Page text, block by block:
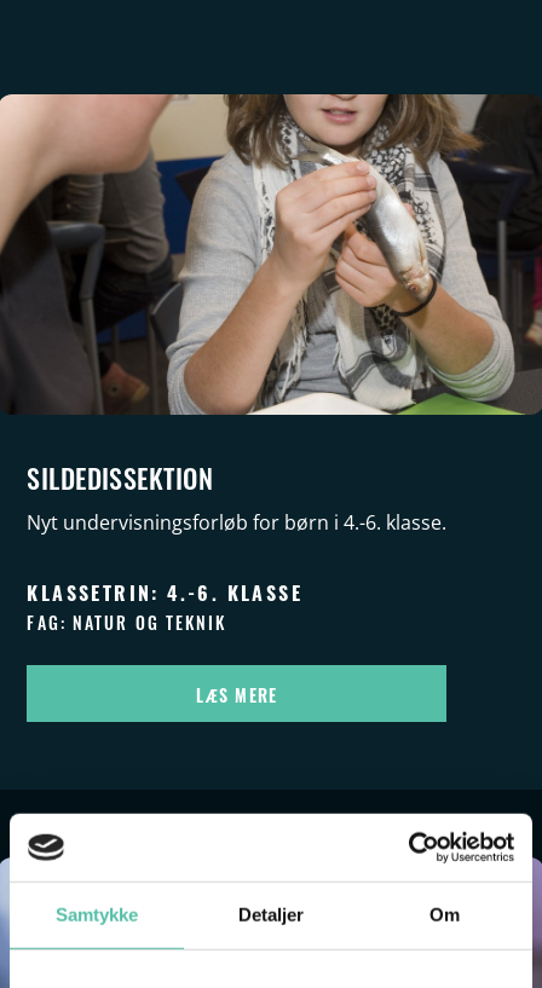
Samtykke Detaljer Om
SILDEDISSEKTION
Nyt undervisningsforløb for børn i 4.-6. klasse.
KLASSETRIN: 4.-6. KLASSE
FAG: NATUR OG TEKNIK
LÆS MERE